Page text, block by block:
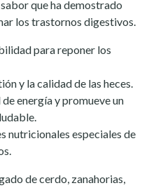
que ha demostrado
los trastornos digestivos.
para reponer los
y la calidad de las heces.
energía y promueve un
nutricionales especiales de
de cerdo, zanahorias,